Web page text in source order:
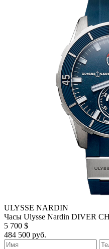
ULYSSE NARDIN
Часы Ulysse Nardin DIVER
5 700 $
484 500 руб.